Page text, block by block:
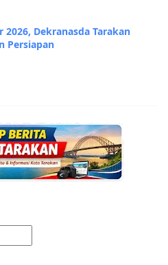
2026, Dekranasda Tarakan
Persiapan